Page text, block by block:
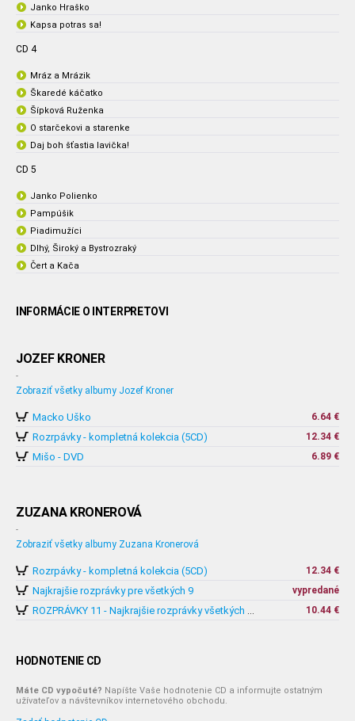
Janko Hraško
Kapsa potras sa!
CD 4
Mráz a Mrázik
Škaredé káčatko
Šípková Ruženka
O starčekovi a starenke
Daj boh šťastia lavička!
CD 5
Janko Polienko
Pampúšik
Piadimužíci
Dlhý, Široký a Bystrozraký
Čert a Kača
INFORMÁCIE O INTERPRETOVI
JOZEF KRONER
-
Zobraziť všetky albumy Jozef Kroner
Macko Uško 6.64 €
Rozrpávky - kompletná kolekcia (5CD) 12.34 €
Mišo - DVD 6.89 €
ZUZANA KRONEROVÁ
-
Zobraziť všetky albumy Zuzana Kronerová
Rozrpávky - kompletná kolekcia (5CD) 12.34 €
Najkrajšie rozprávky pre všetkých 9
vypredané
ROZPRÁVKY 11 - Najkrajšie rozprávky všetkých čias - rozpráva Zuzana Kronerová
10.44 €
HODNOTENIE CD
Máte CD vypočuté? Napíšte Vaše hodnotenie CD a informujte ostatným
užívateľov a návštevníkov internetového obchodu.